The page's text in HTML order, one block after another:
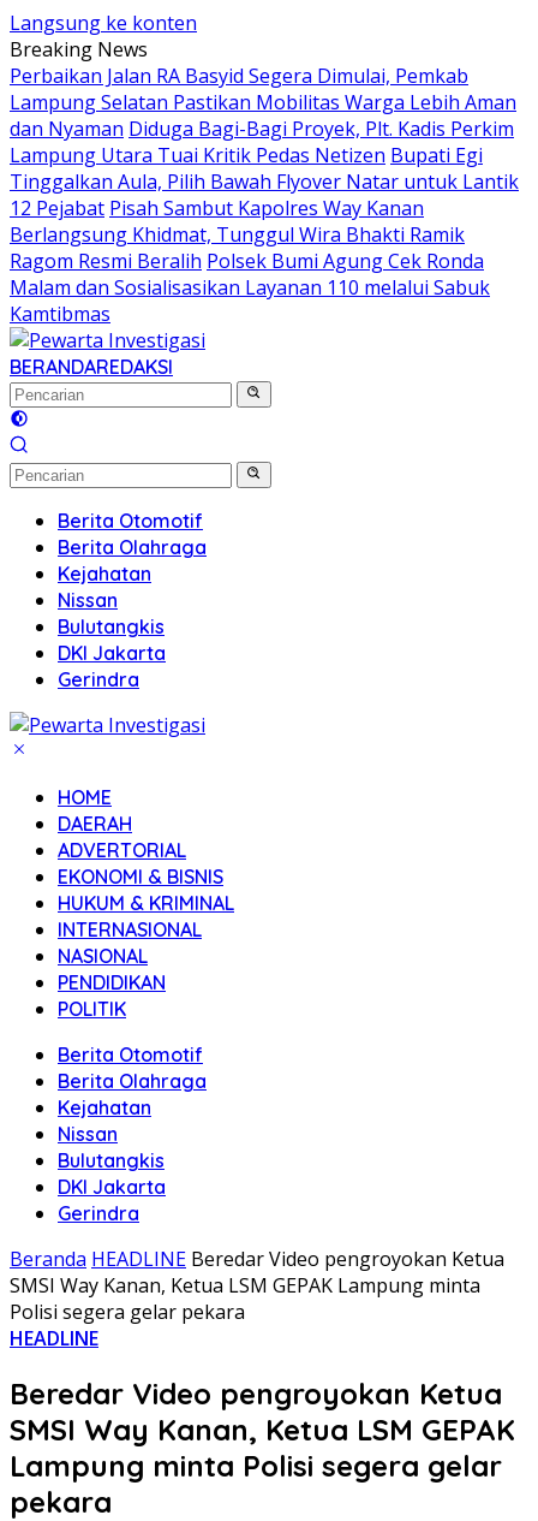
Langsung ke konten
Breaking News
Perbaikan Jalan RA Basyid Segera Dimulai, Pemkab
Lampung Selatan Pastikan Mobilitas Warga Lebih Aman
dan Nyaman Diduga Bagi-Bagi Proyek, Plt. Kadis Perkim
Lampung Utara Tuai Kritik Pedas Netizen Bupati Egi
Tinggalkan Aula, Pilih Bawah Flyover Natar untuk Lantik
12 Pejabat Pisah Sambut Kapolres Way Kanan
Berlangsung Khidmat, Tunggul Wira Bhakti Ramik
Ragom Resmi Beralih Polsek Bumi Agung Cek Ronda
Malam dan Sosialisasikan Layanan 110 melalui Sabuk
Kamtibmas
BERANDAREDAKSI
Berita Otomotif
Berita Olahraga
Kejahatan
Nissan
Bulutangkis
DKI Jakarta
Gerindra
HOME
DAERAH
ADVERTORIAL
EKONOMI & BISNIS
HUKUM & KRIMINAL
INTERNASIONAL
NASIONAL
PENDIDIKAN
POLITIK
Berita Otomotif
Berita Olahraga
Kejahatan
Nissan
Bulutangkis
DKI Jakarta
Gerindra
Beranda HEADLINE Beredar Video pengroyokan Ketua
SMSI Way Kanan, Ketua LSM GEPAK Lampung minta
Polisi segera gelar pekara
HEADLINE
Beredar Video pengroyokan Ketua
SMSI Way Kanan, Ketua LSM GEPAK
Lampung minta Polisi segera gelar
pekara